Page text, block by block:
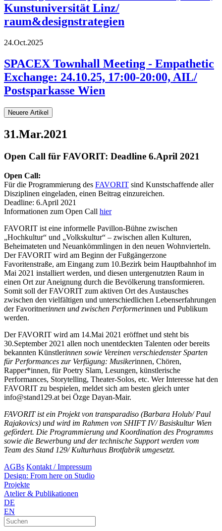
Kunstuniversität Linz/
raum&designstrategien
24.Oct.2025
SPACEX Townhall Meeting - Empathetic
Exchange: 24.10.25, 17:00-20:00, AIL/
Postsparkasse Wien
Neuere Artikel
31.Mar.2021
Open Call für FAVORIT: Deadline 6.April 2021
Open Call:
Für die Programmierung des FAVORIT sind Kunstschaffende aller
Disziplinen eingeladen, einen Beitrag einzureichen.
Deadline: 6.April 2021
Informationen zum Open Call hier
FAVORIT ist eine informelle Pavillon-Bühne zwischen
„Hochkultur“ und „Volkskultur“ – zwischen allen Kulturen,
Beheimateten und Neuankömmlingen in den neuen Wohnvierteln.
Der FAVORIT wird am Beginn der Fußgängerzone
Favoritenstraße, am Eingang zum 10.Bezirk beim Hauptbahnhof im
Mai 2021 installiert werden, und diesen untergenutzten Raum in
einen Ort zur Aneignung durch die Bevölkerung transformieren.
Somit soll der FAVORIT zum aktiven Ort des Austausches
zwischen den vielfältigen und unterschiedlichen Lebenserfahrungen
der Favoritnerinnen und zwischen Performerinnen und Publikum
werden.
Der FAVORIT wird am 14.Mai 2021 eröffnet und steht bis
30.September 2021 allen noch unentdeckten Talenten oder bereits
bekannten Künstlerinnen sowie Vereinen verschiedenster Sparten
für Performances zur Verfügung: Musikerinnen, Chören,
Rapper*innen, für Poetry Slam, Lesungen, künstlerische
Performances, Storytelling, Theater-Solos, etc. Wer Interesse hat den
FAVORIT zu bespielen, meldet sich am besten gleich unter
info@stand129.at bei Özge Dayan-Mair.
FAVORIT ist ein Projekt von transparadiso (Barbara Holub/ Paul
Rajakovics) und wird im Rahmen von SHIFT IV/ Basiskultur Wien
gefördert. Die Programmierung und Koordination des Programms
sowie die Bewerbung und der technische Support werden vom
Team des Stand 129/ Kulturhaus Brotfabrik umgesetzt.
AGBs Kontakt / Impressum
Design: From here on Studio
Projekte
Atelier & Publikationen
DE
EN